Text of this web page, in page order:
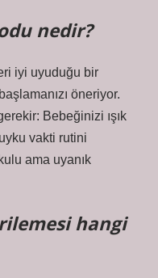
nedir?
iyi uyuduğu bir
öneriyor.
Bebeğinizi ışık
vakti rutini
ama uyanık
hangi